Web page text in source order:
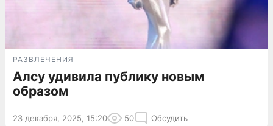
РАЗВЛЕЧЕНИЯ
Алсу удивила публику новым
образом
23 декабря, 2025, 15:20 50 Обсудить